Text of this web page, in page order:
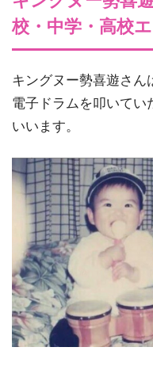
校・中学・高校エ
キングヌー勢喜遊さん
電子ドラムを叩いてい
いいます。